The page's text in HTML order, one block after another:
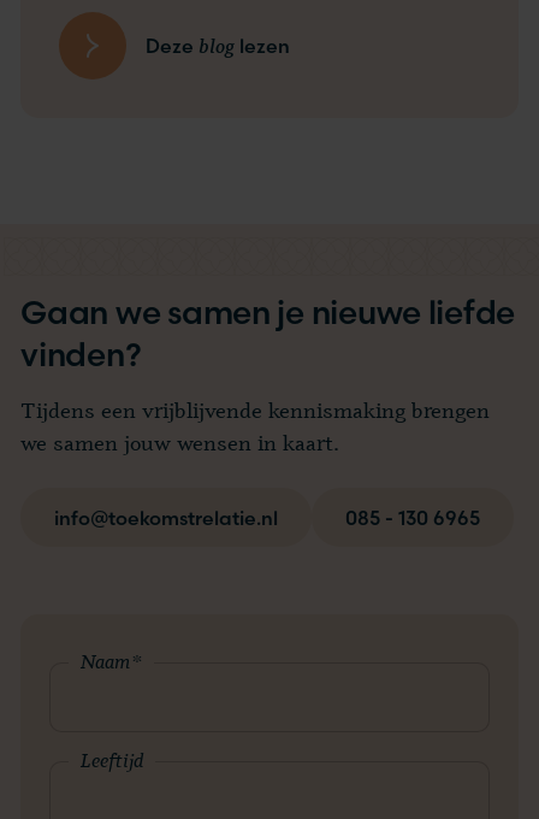
Deze blog lezen
Gaan we samen je nieuwe liefde
vinden?
Tijdens een vrijblijvende kennismaking brengen
we samen jouw wensen in kaart.
info@toekomstrelatie.nl 085 - 130 6965
Naam*
Leeftijd